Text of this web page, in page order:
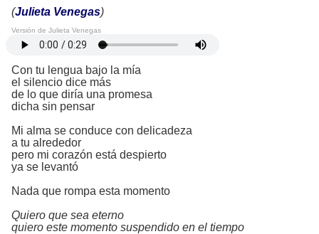
(Julieta Venegas)
Versión de Julieta Venegas
Con tu lengua bajo la mía
el silencio dice más
de lo que diría una promesa
dicha sin pensar
Mi alma se conduce con delicadeza
a tu alrededor
pero mi corazón está despierto
ya se levantó
Nada que rompa esta momento
Quiero que sea eterno
quiero este momento suspendido en el tiempo